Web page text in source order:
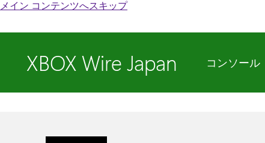
メイン コンテンツへスキップ
XBOX Wire Japan コンソール